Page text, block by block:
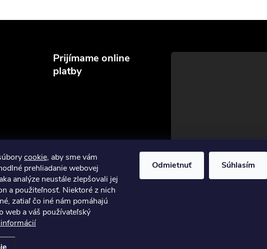
cookie, aby sme vám
prehliadanie webovej
analýze neustále zlepšovali jej
a použiteľnosť. Niektoré z nich
zatiaľ čo iné nám pomáhajú
web a váš používateľský
Odmietnuť Súhlasím
Prijímame online
platby
cookies